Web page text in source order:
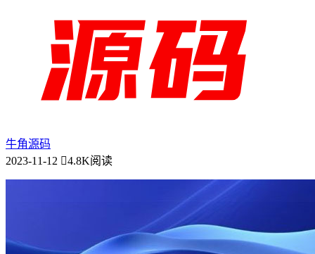
牛角源码
2023-11-12
4.8K阅读